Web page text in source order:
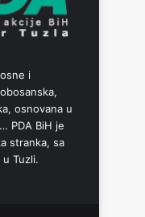
i
osnovana u
PDA BiH je
stranka, sa
Tuzli.